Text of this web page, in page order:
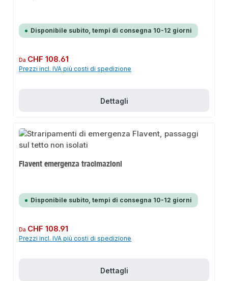
Disponibile subito, tempi di consegna 10-12 giorni
Prezzo normale:
Da CHF 108.61
Prezzi incl. IVA più costi di spedizione
Dettagli
Flavent emergenza tracimazioni
Disponibile subito, tempi di consegna 10-12 giorni
Prezzo normale:
Da CHF 108.91
Prezzi incl. IVA più costi di spedizione
Dettagli